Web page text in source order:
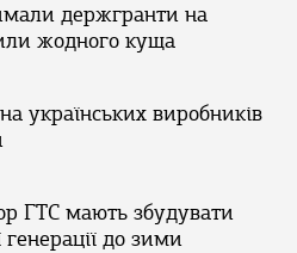
держгранти на
жодного куща
українських виробників
ГТС мають збудувати
до зими